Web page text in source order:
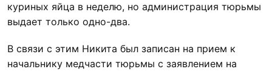
куриных яйца в неделю, но администрация тюрьмы
выдает только одно-два.
В связи с этим Никита был записан на прием к
начальнику медчасти тюрьмы с заявлением на